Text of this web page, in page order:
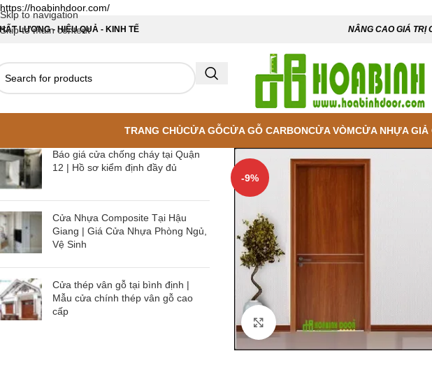
https://hoabinhdoor.com/
Skip to navigation
Skip to main content
LƯỢNG - HIỆU QUẢ - KINH TẾ NÂNG CAO GIÁ TRỊ
TRANG CHỦCỬA GỖCỬA GỖ CARBONCỬA VÒMCỬA NHỰA GIẢ
Báo giá cửa chống cháy tại Quận
12 | Hồ sơ kiểm định đầy đủ
Cửa Nhựa Composite Tại Hậu
Giang | Giá Cửa Nhựa Phòng Ngủ,
Vệ Sinh
Cửa thép vân gỗ tại bình định |
Mẫu cửa chính thép vân gỗ cao
cấp
-9%
Click to enlarge